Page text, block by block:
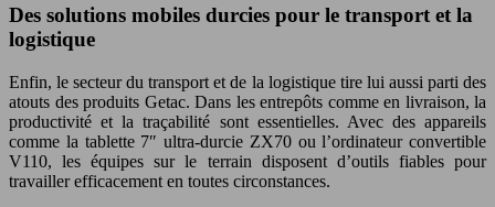
Des solutions mobiles durcies pour le transport et la
logistique
Enfin, le secteur du transport et de la logistique tire lui aussi parti des
atouts des produits Getac. Dans les entrepôts comme en livraison, la
productivité et la traçabilité sont essentielles. Avec des appareils
comme la tablette 7″ ultra-durcie ZX70 ou l’ordinateur convertible
V110, les équipes sur le terrain disposent d’outils fiables pour
travailler efficacement en toutes circonstances.